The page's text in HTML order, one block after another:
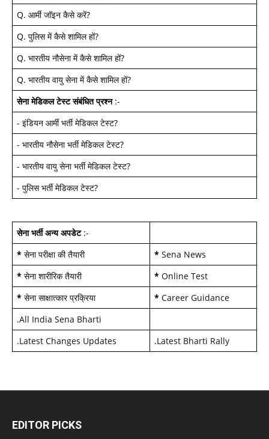
Q. आर्मी जॉइन कैसे करें?
Q. पुलिस में कैसे शामिल हों?
Q. भारतीय नौसेना में कैसे शामिल हों?
Q. भारतीय वायु सेना में कैसे शामिल हों?
सेना मेडिकल टेस्ट संबंधित प्रश्न:-
- इंडियन आर्मी भर्ती मेडिकल टेस्ट?
- भारतीय नौसेना भर्ती मेडिकल टेस्ट?
- भारतीय वायु सेना भर्ती मेडिकल टेस्ट?
- पुलिस भर्ती मेडिकल टेस्ट?
सेना भर्ती अन्य अपडेट:-
* सेना परीक्षा की तैयारी * Sena News
* सेना शारीरिक तैयारी * Online Test
* सेना साक्षात्कार प्रक्रिया * Career Guidance
.All India Sena Bharti
.Latest Changes Updates .Latest Bharti Rally
EDITOR PICKS